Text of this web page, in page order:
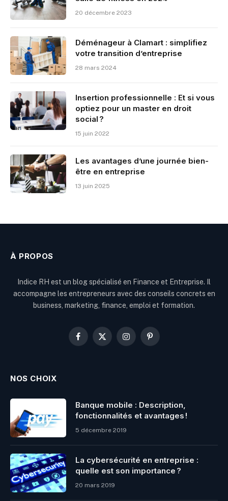
20 décembre 2023
Déménageur à Clamart : simplifiez
votre transition d’entreprise
28 mars 2024
Insertion professionnelle : Et si vous
optiez pour un master en droit
social ?
15 juin 2022
Les avantages d’une journée bien-
être en entreprise
13 juin 2025
À PROPOS
Indice RH est un blog spécialisé en Finance et Entreprise. Il
accompagne les entrepreneurs avec des conseils concrets en
business, marketing, finance, emploi et formation.
Facebook
X
InstagramPinterest
NOS CHOIX
Banque mobile : Description,
fonctionnalités et avantages !
5 décembre 2019
La cybersécurité en entreprise :
quelle est son importance ?
20 mars 2019